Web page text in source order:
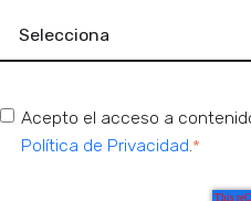
Acepto el acceso a
Política de Privacidad.*